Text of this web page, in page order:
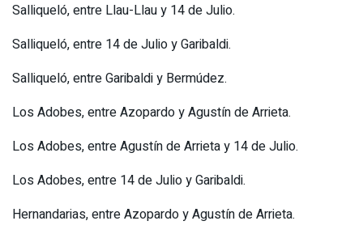
Salliqueló, entre Llau-Llau y 14 de Julio.
Salliqueló, entre 14 de Julio y Garibaldi.
Salliqueló, entre Garibaldi y Bermúdez.
Los Adobes, entre Azopardo y Agustín de Arrieta.
Los Adobes, entre Agustín de Arrieta y 14 de Julio.
Los Adobes, entre 14 de Julio y Garibaldi.
Hernandarias, entre Azopardo y Agustín de Arrieta.